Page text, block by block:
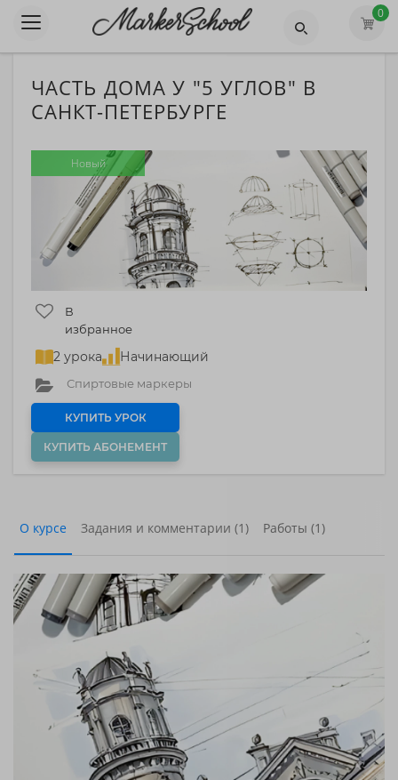
0
ЧАСТЬ ДОМА У "5 УГЛОВ" В
САНКТ-ПЕТЕРБУРГЕ
Новый
В
избранное
Спиртовые маркеры
2 урока Начинающий
КУПИТЬ УРОК
КУПИТЬ АБОНЕМЕНТ
О курсе Задания и комментарии (1) Работы (1)